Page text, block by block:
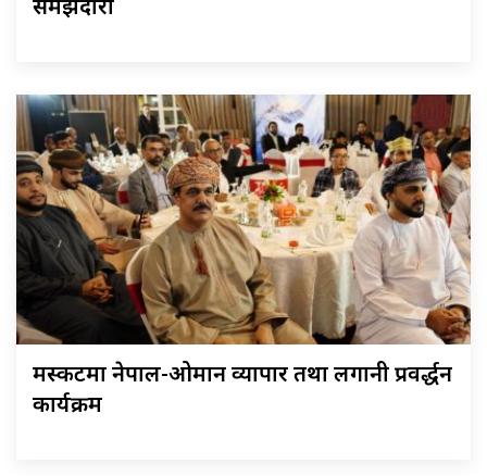
समझदारी
मस्कटमा नेपाल-ओमान व्यापार तथा लगानी प्रवर्द्धन
कार्यक्रम